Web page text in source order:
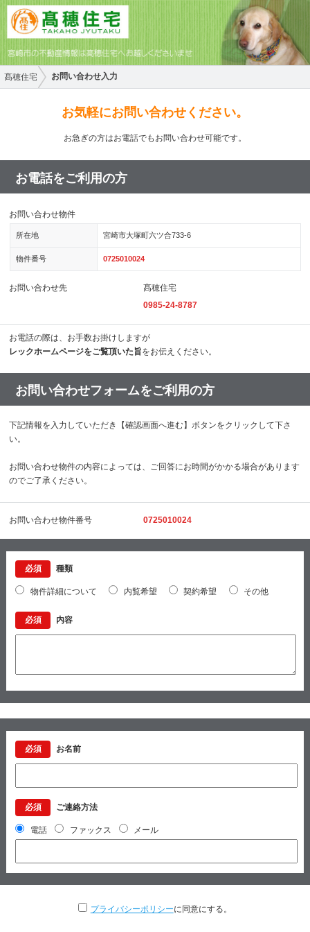
髙穂住宅 お問い合わせ入力
お気軽にお問い合わせください。
お急ぎの方はお電話でもお問い合わせ可能です。
お電話をご利用の方
お問い合わせ物件
所在地 宮崎市大塚町六ツ合733-6
物件番号 0725010024
お問い合わせ先
髙穂住宅
0985-24-8787
お電話の際は、お手数お掛けしますが
レックホームページをご覧頂いた旨をお伝えください。
お問い合わせフォームをご利用の方
下記情報を入力していただき【確認画面へ進む】ボタンをクリックして下さ
い。
お問い合わせ物件の内容によっては、ご回答にお時間がかかる場合があります
のでご了承ください。
お問い合わせ物件番号 0725010024
必須 種類
物件詳細について 内覧希望 契約希望 その他
必須 内容
必須 お名前
必須 ご連絡方法
電話 ファックス メール
プライバシーポリシーに同意にする。